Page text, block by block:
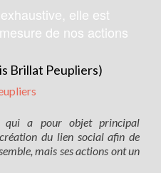
elle est
de nos actions
Brillat Peupliers)
qui a pour objet principal
du lien social afin de
mais ses actions ont un